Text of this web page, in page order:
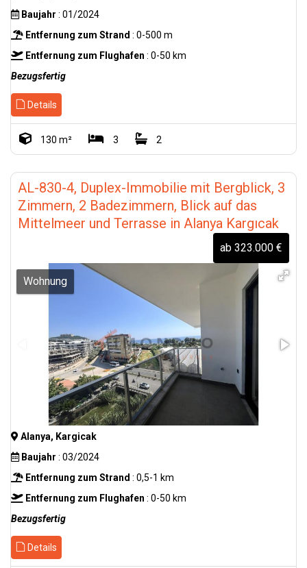
Baujahr : 01/2024
Entfernung zum Strand : 0-500 m
Entfernung zum Flughafen : 0-50 km
Bezugsfertig
Details
130 m² 3 2
AL-830-4, Duplex-Immobilie mit Bergblick, 3
Zimmern, 2 Badezimmern, Blick auf das
Mittelmeer und Terrasse in Alanya Kargıcak
ab 323.000 €
Wohnung
Alanya, Kargicak
Baujahr : 03/2024
Entfernung zum Strand : 0,5-1 km
Entfernung zum Flughafen : 0-50 km
Bezugsfertig
Details